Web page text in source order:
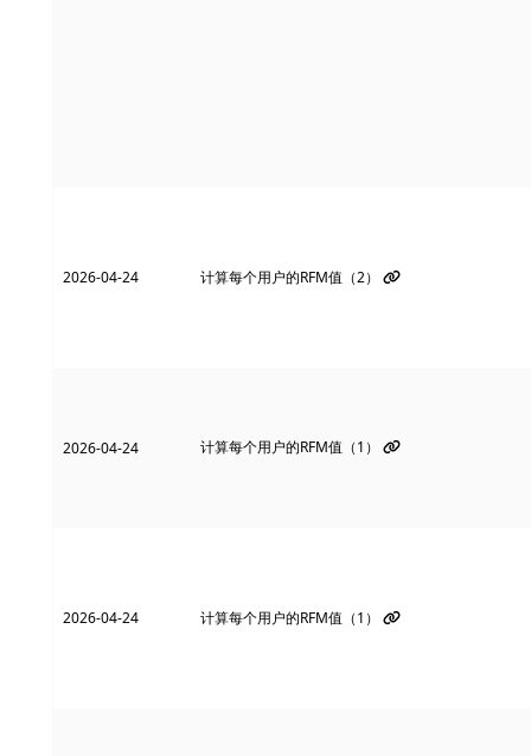
2026-04-24 计算每个用户的RFM值（2）
2026-04-24 计算每个用户的RFM值（1）
2026-04-24 计算每个用户的RFM值（1）